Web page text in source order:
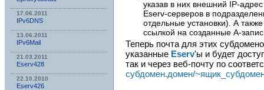
17.06.2011
IPv6DNS
13.06.2011
IPv6Mail
21.03.2011
Eserv428
22.10.2010
Eserv426
указав в них внешний IP-
Eserv-серверов в
отдельные установки). А
ссылкой на созданные A-
Теперь почта для этих
указанные Eserv'ы и будет
так и через веб-почту по
субдомен.домен/